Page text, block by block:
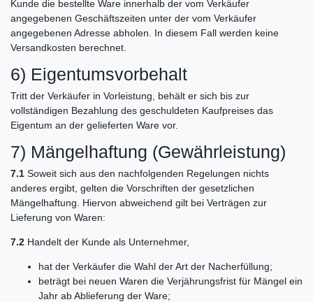
Kunde die bestellte Ware innerhalb der vom Verkäufer
angegebenen Geschäftszeiten unter der vom Verkäufer
angegebenen Adresse abholen. In diesem Fall werden keine
Versandkosten berechnet.
6) Eigentumsvorbehalt
Tritt der Verkäufer in Vorleistung, behält er sich bis zur
vollständigen Bezahlung des geschuldeten Kaufpreises das
Eigentum an der gelieferten Ware vor.
7) Mängelhaftung (Gewährleistung)
7.1 Soweit sich aus den nachfolgenden Regelungen nichts
anderes ergibt, gelten die Vorschriften der gesetzlichen
Mängelhaftung. Hiervon abweichend gilt bei Verträgen zur
Lieferung von Waren:
7.2 Handelt der Kunde als Unternehmer,
hat der Verkäufer die Wahl der Art der Nacherfüllung;
beträgt bei neuen Waren die Verjährungsfrist für Mängel ein
Jahr ab Ablieferung der Ware;